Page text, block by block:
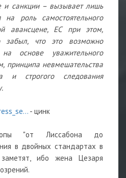
и санкции – вызывает лишь
на роль самостоятельного
авансцене, ЕС при этом,
забыл, что это возможно
основе уважительного
принципа невмешательства
и строгого следования
- цинк
"от Лиссабона до
в двойных стандартах в
ибо жена Цезаря